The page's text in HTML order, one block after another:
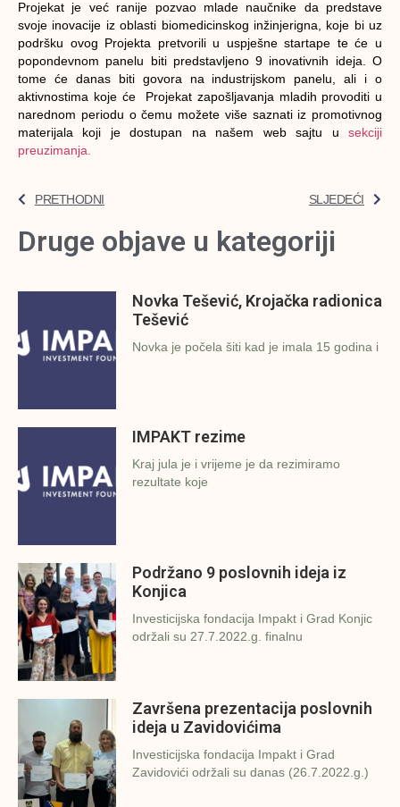
Projekat je već ranije pozvao mlade naučnike da predstave
svoje inovacije iz oblasti biomedicinskog inžinjerigna, koje bi uz
podršku ovog Projekta pretvorili u uspješne startape te će u
popondevnom panelu biti predstavljeno 9 inovativnih ideja. O
tome će danas biti govora na industrijskom panelu, ali i o
aktivnostima koje će Projekat zapošljavanja mladih provoditi u
narednom periodu o čemu možete više saznati iz promotivnog
materijala koji je dostupan na našem web sajtu u sekciji
preuzimanja.
PRETHODNI SLJEDEĆI
Druge objave u kategoriji
Novka Tešević, Krojačka radionica
Tešević
Novka je počela šiti kad je imala 15 godina i
IMPAKT rezime
Kraj jula je i vrijeme je da rezimiramo
rezultate koje
Podržano 9 poslovnih ideja iz
Konjica
Investicijska fondacija Impakt i Grad Konjic
održali su 27.7.2022.g. finalnu
Završena prezentacija poslovnih
ideja u Zavidovićima
Investicijska fondacija Impakt i Grad
Zavidovići održali su danas (26.7.2022.g.)